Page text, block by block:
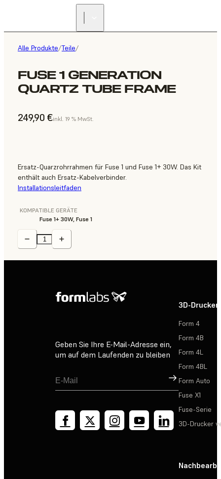
Alle Produkte/Teile/
FUSE 1 GENERATION
QUARTZ TUBE FRAME
249,90 €inkl. 19 % MwSt.
Ersatz-Quarzrohrrahmen für Fuse 1 und Fuse 1+ 30W. Das Kit
enthält auch Ersatz-Kabelverbinder.
Installationsleitfaden
KOMPATIBLE GERÄTE
Fuse 1+ 30W, Fuse 1
Geben Sie Ihre E-Mail-Adresse ein,
um auf dem Laufenden zu bleiben
Registrieren
3D-Drucker
Form 4
Form 4B
Form 4L
Form 4BL
Form Auto
Fuse X1
Fuse-Serie
3D-Drucker